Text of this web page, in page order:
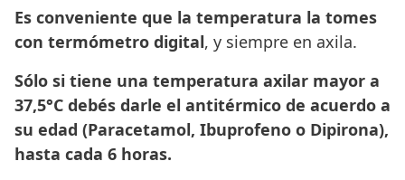
Es conveniente que la temperatura la tomes
con termómetro digital, y siempre en axila.
Sólo si tiene una temperatura axilar mayor a
37,5°C debés darle el antitérmico de acuerdo a
su edad (Paracetamol, Ibuprofeno o Dipirona),
hasta cada 6 horas.